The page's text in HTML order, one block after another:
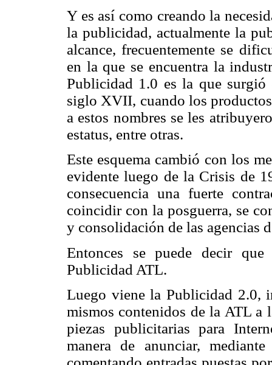
Y es así como creando la
la publicidad, actualmente la
alcance, frecuentemente se
en la que se encuentra la
Publicidad 1.0 es la que
siglo XVII, cuando los
a estos nombres se les
estatus, entre otras.
Este esquema cambió con los
evidente luego de la Crisis de
consecuencia una fuerte
coincidir con la posguerra, se
y consolidación de las agencias
Entonces se puede decir
Publicidad ATL.
Luego viene la Publicidad 2.0,
mismos contenidos de la ATL a
piezas publicitarias para
manera de anunciar,